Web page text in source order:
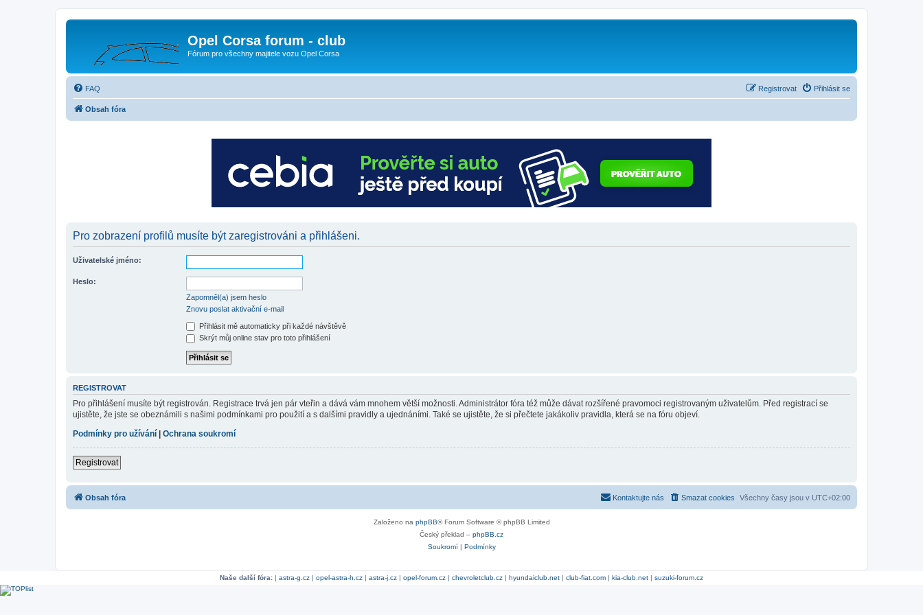
Opel Corsa forum - club
Fórum pro všechny majitele vozu Opel Corsa
FAQ Přihlásit se
Registrovat
Obsah fóra
Pro zobrazení profilů musíte být zaregistrováni a přihlášeni.
Uživatelské jméno:
Heslo:
Zapomněl(a) jsem heslo
Znovu poslat aktivační e-mail
Přihlásit mě automaticky při každé návštěvě
Skrýt můj online stav pro toto přihlášení
REGISTROVAT
Pro přihlášení musíte být registrován. Registrace trvá jen pár vteřin a dává vám mnohem větší možnosti. Administrátor fóra též může dávat rozšířené pravomoci registrovaným uživatelům. Před registrací se
ujistěte, že jste se obeznámili s našimi podmínkami pro použití a s dalšími pravidly a ujednáními. Také se ujistěte, že si přečtete jakákoliv pravidla, která se na fóru objeví.
Podmínky pro užívání
Ochrana soukromí
Registrovat
Obsah fóra Všechny časy jsou v UTC+02:00
Smazat cookies
Kontaktujte nás
Založeno na phpBB® Forum Software © phpBB Limited
Český překlad – phpBB.cz
Soukromí| Podmínky
Naše další fóra: | astra-g.cz | opel-astra-h.cz | astra-j.cz | opel-forum.cz | chevroletclub.cz | hyundaiclub.net | club-fiat.com | kia-club.net | suzuki-forum.cz